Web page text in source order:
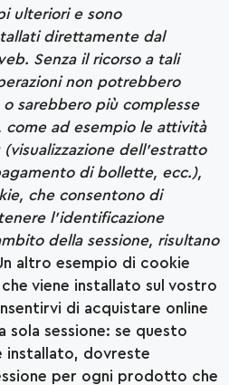
ulteriori e sono
direttamente dal
Senza il ricorso a tali
non potrebbero
sarebbero più complesse
come ad esempio le attività
dell’estratto
di bollette, ecc.),
che consentono di
l’identificazione
della sessione, risultano
altro esempio di cookie
viene installato sul vostro
di acquistare online
sola sessione: se questo
installato, dovreste
per ogni prodotto che